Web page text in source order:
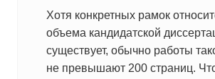
Хотя конкретных рамок
объема кандидатской
существует, обычно работы
не превышают 200 страниц.